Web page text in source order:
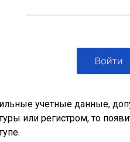
учетные данные,
или регистром, то